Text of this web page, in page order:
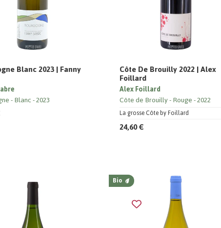
Blanc 2023 | Fanny
Blanc 2023
Côte De Brouilly 2022 | Alex
Foillard
La grosse Côte by Foillard
Alex Foillard
Côte de Brouilly Rouge 2022
24,60 €
Bio